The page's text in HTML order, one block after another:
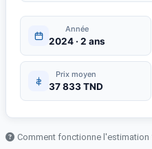
Année
2024 · 2 ans
Prix moyen
37 833 TND
Comment fonctionne l'estimation